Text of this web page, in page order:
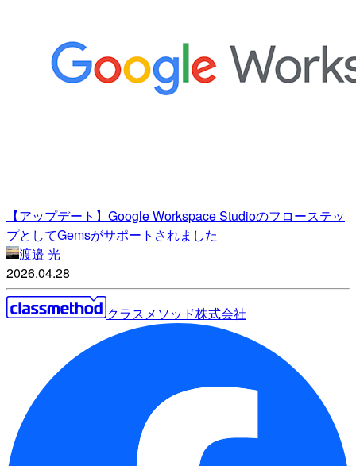
【アップデート】Google Workspace Studioのフローステッ
プとしてGemsがサポートされました
渡邉 光
2026.04.28
クラスメソッド株式会社